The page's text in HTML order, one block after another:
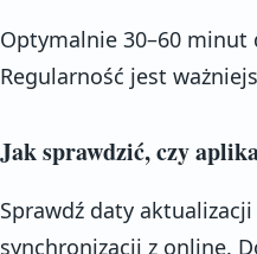
Optymalnie 30–60 minut
Regularność jest
Jak sprawdzić, czy
Sprawdź daty
synchronizacji z online.